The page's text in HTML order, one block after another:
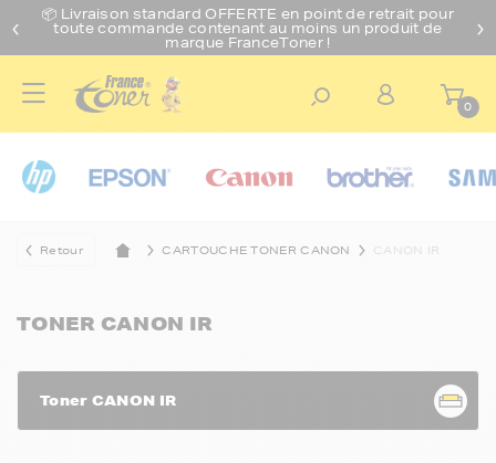
📦 Livraison standard OFFERTE en point de retrait pour
toute commande contenant au moins un produit de
marque FranceToner !
0
Retour CARTOUCHE TONER CANON CANON IR
TONER CANON IR
Toner CANON IR